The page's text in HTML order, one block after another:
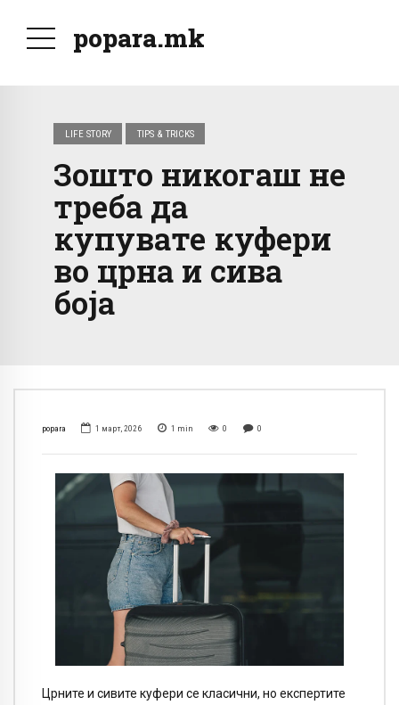
popara.mk
LIFE STORY TIPS & TRICKS
Зошто никогаш не
треба да
купувате куфери
во црна и сива
боја
popara 1 март, 2026 1 min 0 0
Црните и сивите куфери се класични, но експертите